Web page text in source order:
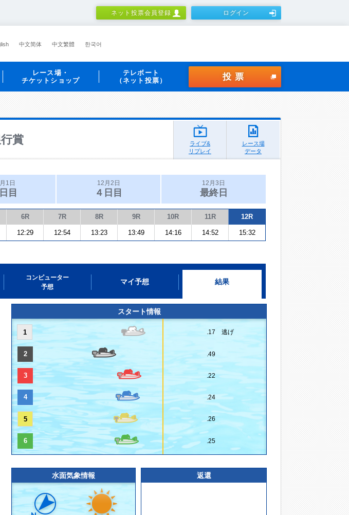
ネット投票会員登録 ログイン
中文简体 中文繁體 한국어
レース場・
チケットショップ
テレボート
（ネット投票）
投票
賞
ライブ&
リプレイ
レース場
データ
1日
目
12月2日
４日目
12月3日
最終日
6R 7R 8R 9R 10R 11R 12R
12:29 12:54 13:23 13:49 14:16 14:52 15:32
コンピューター
予想
マイ予想 結果
スタート情報
1 .17 逃げ
2 .49
3 .22
4 .24
5 .26
6 .25
水面気象情報 返還